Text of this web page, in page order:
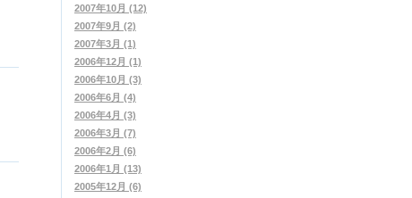
2007年10月 (12)
2007年9月 (2)
2007年3月 (1)
2006年12月 (1)
2006年10月 (3)
2006年6月 (4)
2006年4月 (3)
2006年3月 (7)
2006年2月 (6)
2006年1月 (13)
2005年12月 (6)